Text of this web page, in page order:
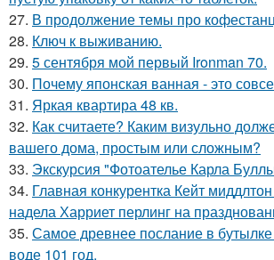
27. В продолжение темы про
28. Ключ к выживанию.
29. 5 сентября мой первый Ironman 70.
30. Почему японская ванная - это
31. Яркая квартира 48 кв.
32. Как считаете? Каким визульно
вашего дома, простым или сложным?
33. Экскурсия "Фотоателье Карла
34. Главная конкурентка Кейт
надела Харриет перлинг на
35. Самое древнее послание в
воде 101 год.